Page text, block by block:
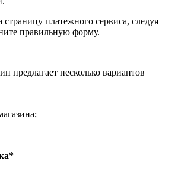
страницу платежного сервиса, следуя
правильную форму.
предлагает несколько вариантов